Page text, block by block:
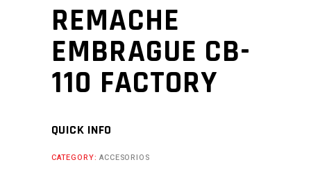
REMACHE
EMBRAGUE CB-
110 FACTORY
QUICK INFO
CATEGORY:ACCESORIOS